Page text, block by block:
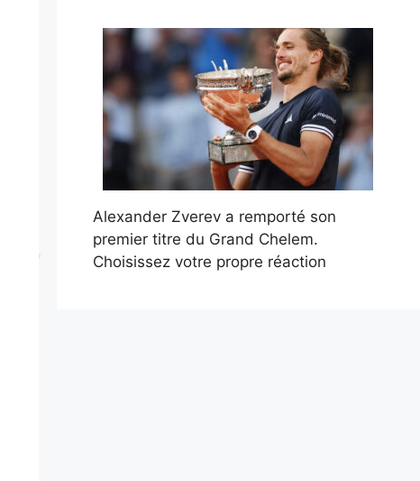
Alexander Zverev a remporté son
premier titre du Grand Chelem.
Choisissez votre propre réaction